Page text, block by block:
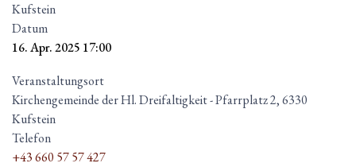
Kufstein
Datum
16. Apr. 2025 17:00
Veranstaltungsort
Kirchengemeinde der Hl. Dreifaltigkeit - Pfarrplatz 2, 6330
Kufstein
Telefon
+43 660 57 57 427